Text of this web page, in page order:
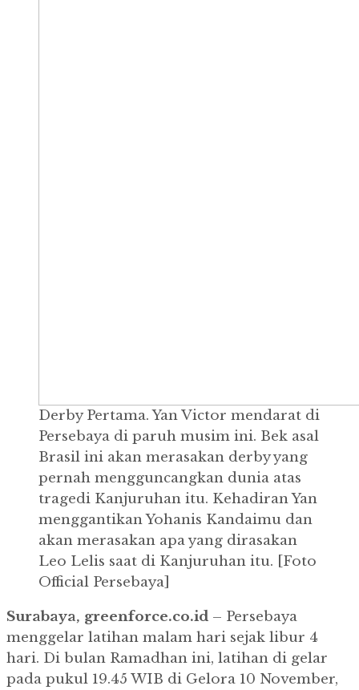
Derby Pertama. Yan Victor mendarat di
Persebaya di paruh musim ini. Bek asal
Brasil ini akan merasakan derby yang
pernah mengguncangkan dunia atas
tragedi Kanjuruhan itu. Kehadiran Yan
menggantikan Yohanis Kandaimu dan
akan merasakan apa yang dirasakan
Leo Lelis saat di Kanjuruhan itu. [Foto
Official Persebaya]
Surabaya, greenforce.co.id – Persebaya
menggelar latihan malam hari sejak libur 4
hari. Di bulan Ramadhan ini, latihan di gelar
pada pukul 19.45 WIB di Gelora 10 November,